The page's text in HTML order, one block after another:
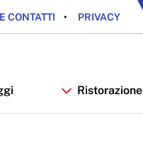
CONTATTI PRIVACY
Ristorazione